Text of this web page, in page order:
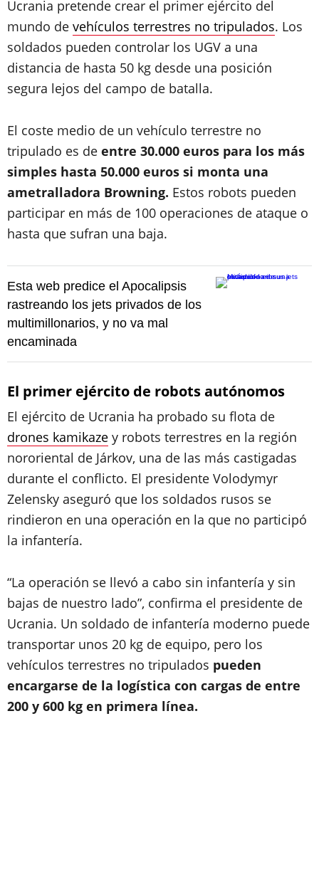
Ucrania pretende crear el primer ejército del
mundo de vehículos terrestres no tripulados. Los
soldados pueden controlar los UGV a una
distancia de hasta 50 kg desde una posición
segura lejos del campo de batalla.
El coste medio de un vehículo terrestre no
tripulado es de entre 30.000 euros para los más
simples hasta 50.000 euros si monta una
ametralladora Browning. Estos robots pueden
participar en más de 100 operaciones de ataque o
hasta que sufran una baja.
Esta web predice el Apocalipsis
rastreando los jets privados de los
multimillonarios, y no va mal
encaminada
El primer ejército de robots autónomos
El ejército de Ucrania ha probado su flota de
drones kamikaze y robots terrestres en la región
nororiental de Járkov, una de las más castigadas
durante el conflicto. El presidente Volodymyr
Zelensky aseguró que los soldados rusos se
rindieron en una operación en la que no participó
la infantería.
“La operación se llevó a cabo sin infantería y sin
bajas de nuestro lado”, confirma el presidente de
Ucrania. Un soldado de infantería moderno puede
transportar unos 20 kg de equipo, pero los
vehículos terrestres no tripulados pueden
encargarse de la logística con cargas de entre
200 y 600 kg en primera línea.